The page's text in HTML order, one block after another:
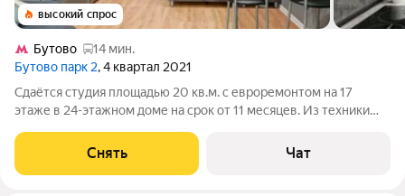
высокий спрос
Бутово
14 мин.
Бутово парк 2, 4 квартал 2021
Сдаётся студия площадью 20 кв.м. с евроремонтом на 17
этаже в 24-этажном доме на срок от 11 месяцев. Из техники
Микроволновка Дом - панельный, окна выходят во двор. В
подъезде 3 лифта - 3 грузовых и 0
Снять Чат